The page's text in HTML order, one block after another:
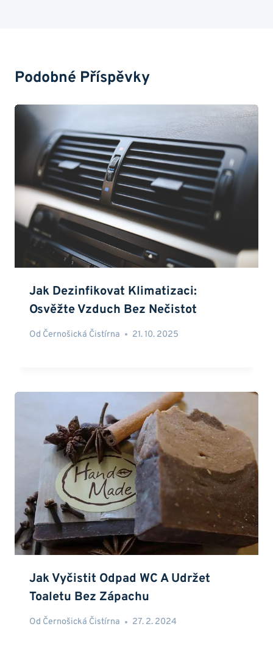
Podobné Příspěvky
Jak Dezinfikovat Klimatizaci:
Osvěžte Vzduch Bez Nečistot
Od Černošická Čistírna 21. 10. 2025
Jak Vyčistit Odpad WC A Udržet
Toaletu Bez Zápachu
Od Černošická Čistírna 27. 2. 2024